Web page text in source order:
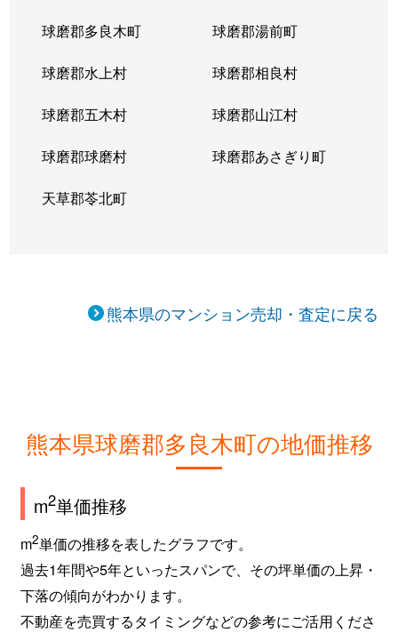
球磨郡多良木町 球磨郡湯前町
球磨郡水上村 球磨郡相良村
球磨郡五木村 球磨郡山江村
球磨郡球磨村 球磨郡あさぎり町
天草郡苓北町
熊本県のマンション売却・査定に戻る
熊本県球磨郡多良木町の地価推移
m2単価推移
m2単価の推移を表したグラフです。
過去1年間や5年といったスパンで、その坪単価の上昇・
下落の傾向がわかります。
不動産を売買するタイミングなどの参考にご活用くださ